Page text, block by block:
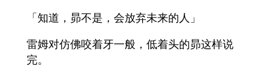
「知道，昴不是，会放弃未来的人」
雷姆对仿佛咬着牙一般，低着头的昴这样说
完。